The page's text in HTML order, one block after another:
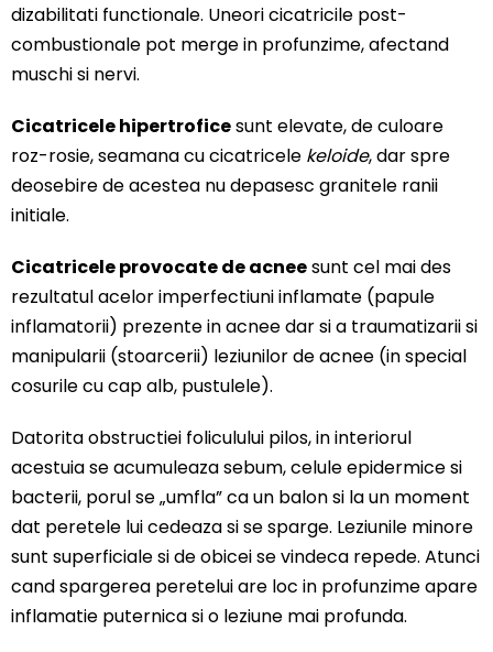
dizabilitati functionale. Uneori cicatricile post-
combustionale pot merge in profunzime, afectand
muschi si nervi.
Cicatricele hipertroficesunt elevate, de culoare
roz-rosie, seamana cu cicatricele keloide, dar spre
deosebire de acestea nu depasesc granitele ranii
initiale.
Cicatricele provocate de acneesunt cel mai des
rezultatul acelor imperfectiuni inflamate (papule
inflamatorii) prezente in acnee dar si a traumatizarii si
manipularii (stoarcerii) leziunilor de acnee (in special
cosurile cu cap alb, pustulele).
Datorita obstructiei foliculului pilos, in interiorul
acestuia se acumuleaza sebum, celule epidermice si
bacterii, porul se „umfla” ca un balon si la un moment
dat peretele lui cedeaza si se sparge. Leziunile minore
sunt superficiale si de obicei se vindeca repede. Atunci
cand spargerea peretelui are loc in profunzime apare
inflamatie puternica si o leziune mai profunda.